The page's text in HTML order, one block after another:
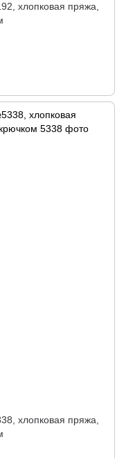
хлопковая пряжа,
хлопковая пряжа,